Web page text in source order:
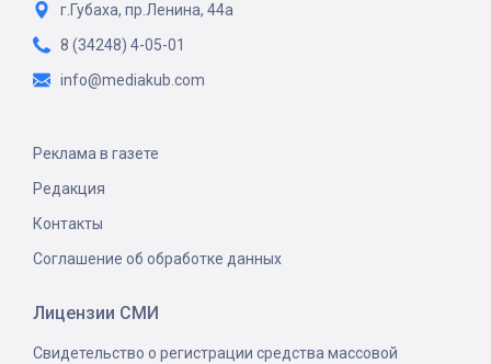
г.Губаха, пр.Ленина, 44а
8 (34248) 4-05-01
info@mediakub.com
Реклама в газете
Редакция
Контакты
Соглашение об обработке данных
Лицензии СМИ
Свидетельство о регистрации средства массовой